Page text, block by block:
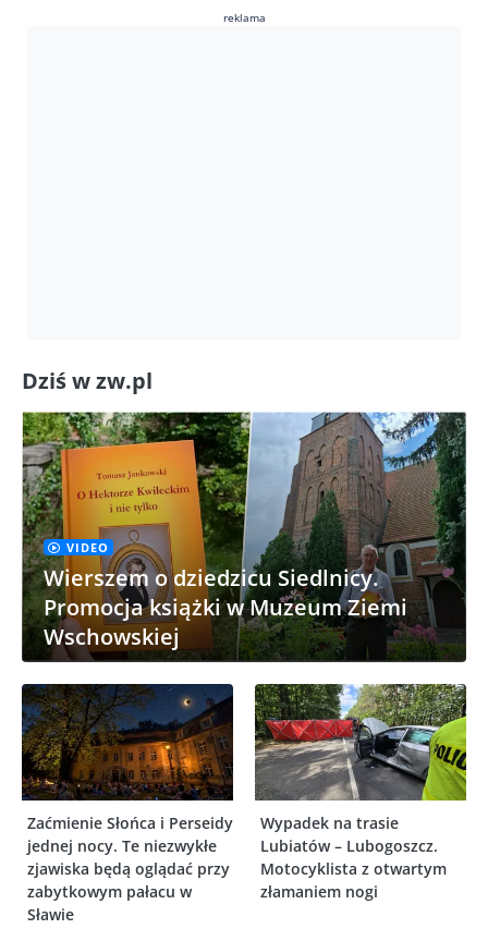
reklama
Dziś w zw.pl
VIDEO
Wierszem o dziedzicu Siedlnicy.
Promocja książki w Muzeum Ziemi
Wschowskiej
Zaćmienie Słońca i Perseidy
jednej nocy. Te niezwykłe
zjawiska będą oglądać przy
zabytkowym pałacu w
Sławie
Wypadek na trasie
Lubiatów – Lubogoszcz.
Motocyklista z otwartym
złamaniem nogi